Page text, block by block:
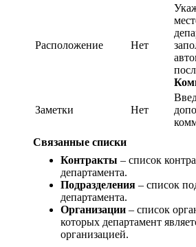
Расположение Нет
Заметки Нет
Связанные списки
Контракты – список
департамента.
Подразделения – список
департамента.
Организации – список
которых департамент
организацией.